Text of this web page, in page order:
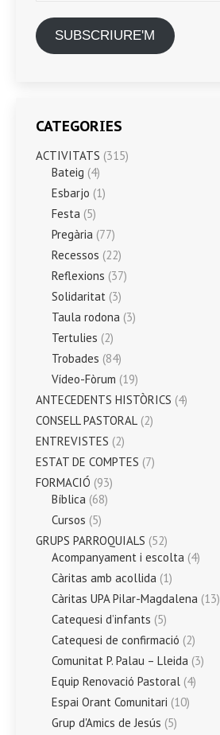
SUBSCRIURE'M
CATEGORIES
ACTIVITATS (315)
Bateig (4)
Esbarjo (1)
Festa (5)
Pregària (77)
Recessos (22)
Reflexions (37)
Solidaritat (3)
Taula rodona (3)
Tertulies (2)
Trobades (84)
Vídeo-Fòrum (19)
ANTECEDENTS HISTÒRICS (4)
CONSELL PASTORAL (2)
ENTREVISTES (2)
ESTAT DE COMPTES (7)
FORMACIÓ (93)
Bíblica (68)
Cursos (5)
GRUPS PARROQUIALS (52)
Acompanyament i escolta (4)
Càritas amb acollida (1)
Càritas UPA Pilar-Magdalena (13)
Catequesi d’infants (5)
Catequesi de confirmació (2)
Comunitat P. Palau – Lleida (3)
Equip Renovació Pastoral (4)
Espai Orant Comunitari (10)
Grup d'Amics de Jesús (5)